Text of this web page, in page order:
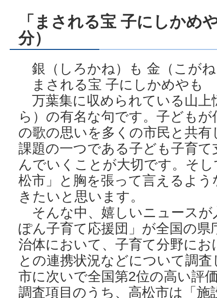
「まされる宝 子にしかめ
分）
銀（しろかね）も 金（こが
まされる宝 子にしかめやも
万葉集に収められている山上
ら）の有名な句です。子ども
の歌の思いを多くの市民と共
課題の一つである子ども子育
んでいくことが大切です。そ
松市」と胸を張って言えるよ
きたいと思います。
そんな中、嬉しいニュースが
ぽん子育て応援団」が全国の
治体において、子育て分野に
との連携状況などについて調
市に次いで全国第2位の高い評
調査項目のうち、高松市は「施